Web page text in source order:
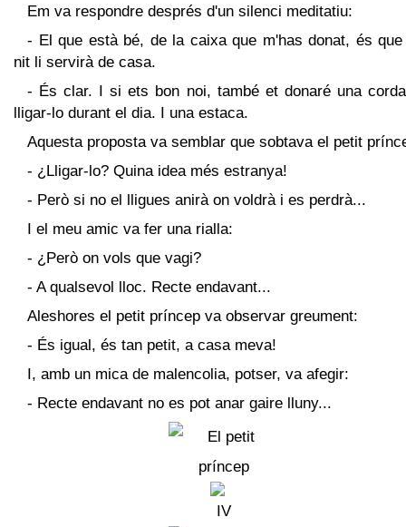
Em va respondre després d'un silenci meditatiu:
- El que està bé, de la caixa que m'has donat, és
nit li servirà de casa.
- És clar. I si ets bon noi, també et donaré una
lligar-lo durant el dia. I una estaca.
Aquesta proposta va semblar que sobtava el petit
- ¿Lligar-lo? Quina idea més estranya!
- Però si no el lligues anirà on voldrà i es perdrà...
I el meu amic va fer una rialla:
- ¿Però on vols que vagi?
- A qualsevol lloc. Recte endavant...
Aleshores el petit príncep va observar greument:
- És igual, és tan petit, a casa meva!
I, amb un mica de malencolia, potser, va afegir:
- Recte endavant no es pot anar gaire lluny...